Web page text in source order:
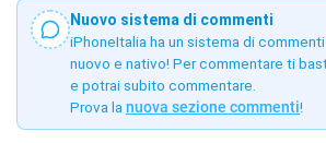
Nuovo sistema di commenti
iPhoneItalia ha un sistema di
nuovo e nativo! Per commentare ti
e potrai subito commentare.
Prova la nuova sezione commenti!